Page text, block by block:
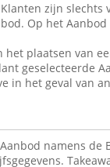
zijn
Op het
het plaatsen van
geselecteerde
in het geval van
namens